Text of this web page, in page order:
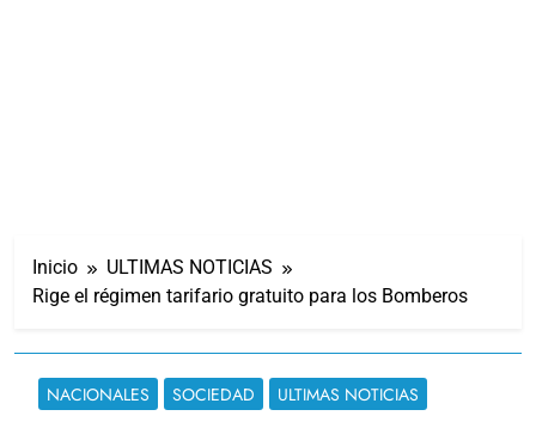
Inicio
ULTIMAS NOTICIAS
Rige el régimen tarifario gratuito para los Bomberos
NACIONALES SOCIEDAD ULTIMAS NOTICIAS